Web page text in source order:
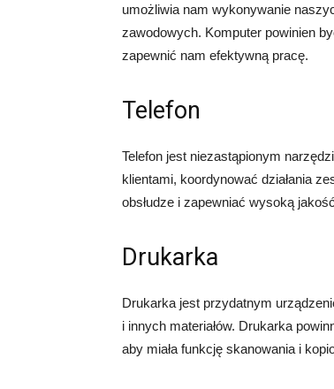
umożliwia nam wykonywanie
zawodowych. Komputer powinien
zapewnić nam efektywną pracę.
Telefon
Telefon jest niezastąpionym
klientami, koordynować działania
obsłudze i zapewniać wysoką
Drukarka
Drukarka jest przydatnym
i innych materiałów. Drukarka
aby miała funkcję skanowania i